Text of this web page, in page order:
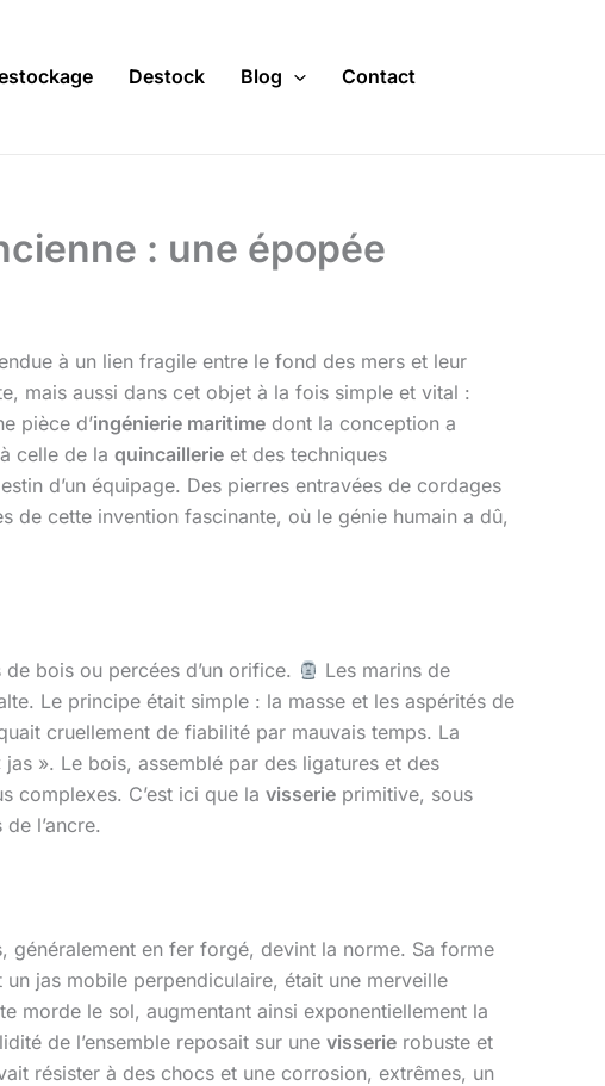
Destock Blog Contact
: une épopée
à un lien fragile entre le fond des mers et leur
mais aussi dans cet objet à la fois simple et vital :
pièce d’ingénierie maritime dont la conception a
celle de la quincaillerie et des techniques
d’un équipage. Des pierres entravées de cordages
de cette invention fascinante, où le génie humain a dû,
bois ou percées d’un orifice.
Les marins de
Le principe était simple : la masse et les aspérités de
cruellement de fiabilité par mauvais temps. La
». Le bois, assemblé par des ligatures et des
complexes. C’est ici que la visserie primitive, sous
l’ancre.
généralement en fer forgé, devint la norme. Sa forme
jas mobile perpendiculaire, était une merveille
morde le sol, augmentant ainsi exponentiellement la
de l’ensemble reposait sur une visserie robuste et
résister à des chocs et une corrosion, extrêmes, un